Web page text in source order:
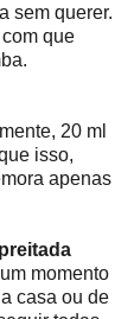
sem querer.
que
20 ml
isso,
apenas
momento
casa ou de